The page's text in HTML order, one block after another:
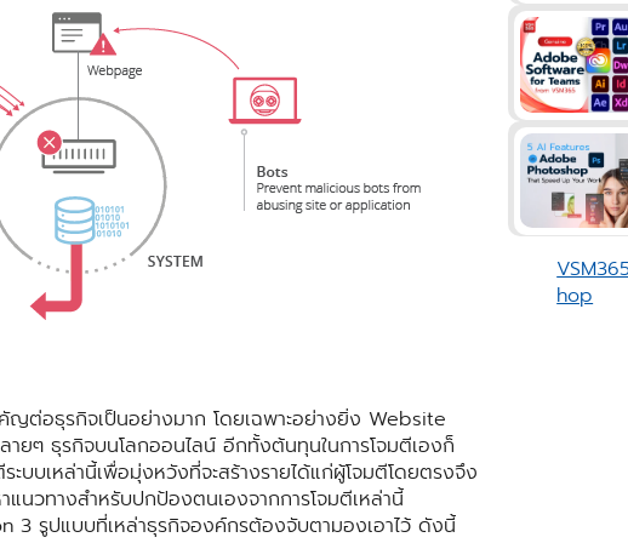
รกิจเป็นอย่างมาก โดยเฉพาะอย่างยิ่ง Website
ยๆ ธุรกิจบนโลกออนไลน์ อีกทั้งต้นทุนในการโจมตีเองก็
บบเหล่านี้เพื่อมุ่งหวังที่จะสร้างรายได้แก่ผู้โจมตีโดยตรงจึง
นวทางสำหรับปกป้องตนเองจากการโจมตีเหล่านี้
รูปแบบที่เหล่าธุรกิจองค์กรต้องจับตามองเอาไว้ ดังนี้
hop